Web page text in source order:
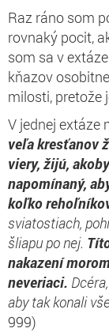
Raz ráno som
rovnaký pocit,
som sa v
kňazov
milosti, pretože
V jednej extáze
veľa kresťanov
viery, žijú,
napomínaný,
koľko
sviatostiach,
šliapu po nej.
nakazení
neveriaci.
aby tak konali
999)